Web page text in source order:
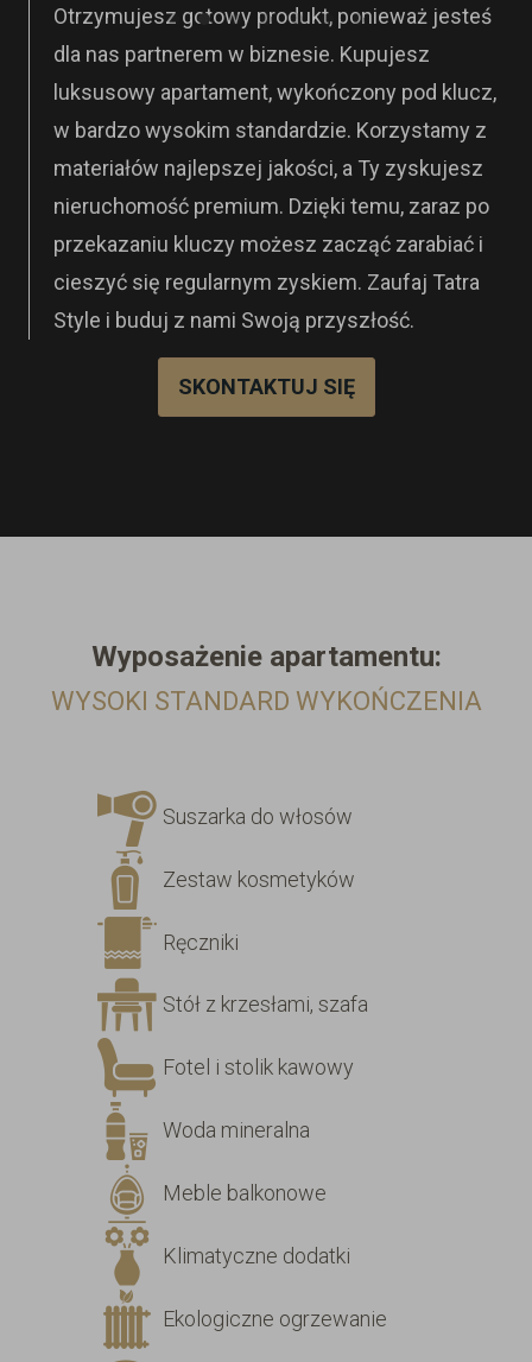
Otrzymujesz gotowy produkt, ponieważ jesteś
dla nas partnerem w biznesie. Kupujesz
luksusowy apartament, wykończony pod klucz,
w bardzo wysokim standardzie. Korzystamy z
materiałów najlepszej jakości, a Ty zyskujesz
nieruchomość premium. Dzięki temu, zaraz po
przekazaniu kluczy możesz zacząć zarabiać i
cieszyć się regularnym zyskiem. Zaufaj Tatra
Style i buduj z nami Swoją przyszłość.
SKONTAKTUJ SIĘ
Wyposażenie apartamentu:
WYSOKI STANDARD WYKOŃCZENIA
Suszarka do włosów
Zestaw kosmetyków
Ręczniki
Stół z krzesłami, szafa
Fotel i stolik kawowy
Woda mineralna
Meble balkonowe
Klimatyczne dodatki
Ekologiczne ogrzewanie